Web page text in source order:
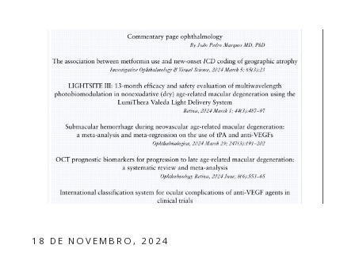
18 DE NOVEMBRO, 2024